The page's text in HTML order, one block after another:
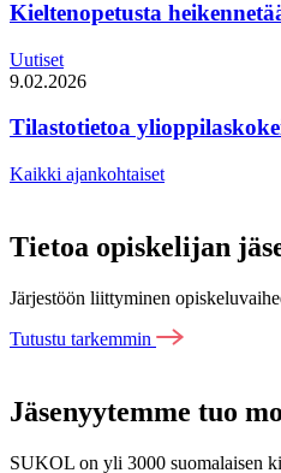
Kieltenopetusta
Uutiset
9.02.2026
Tilastotietoa
Kaikki ajankohtaiset
Tietoa opiskelijan
Järjestöön liittyminen
Tutustu tarkemmin
Jäsenyytemme tuo
SUKOL on yli 3000 suomalaisen